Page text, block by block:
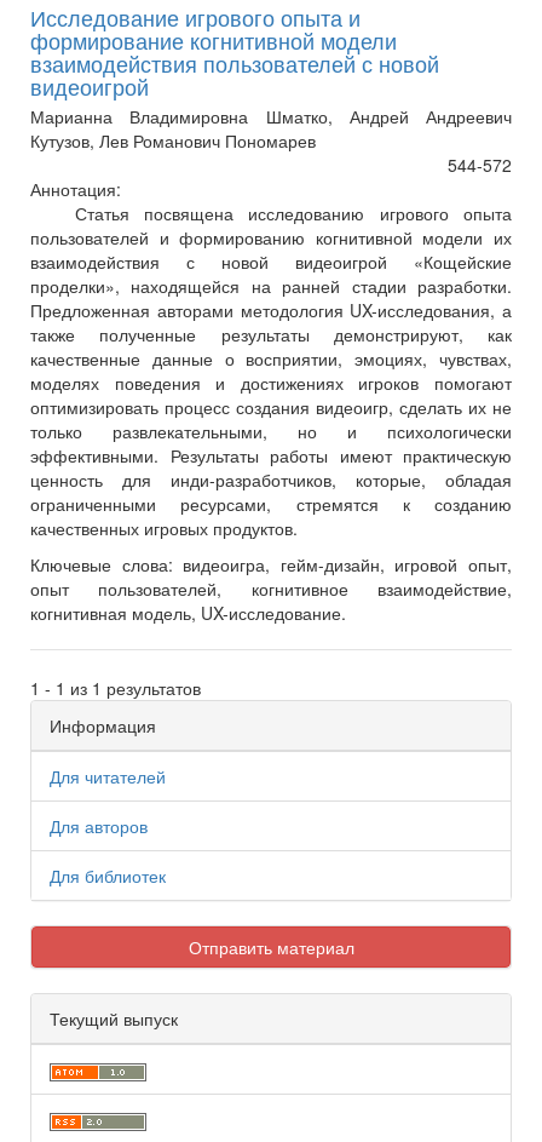
Исследование игрового опыта и
формирование когнитивной модели
взаимодействия пользователей с новой
видеоигрой
Марианна Владимировна Шматко, Андрей Андреевич
Кутузов, Лев Романович Пономарев
544-572
Аннотация:
Статья посвящена исследованию игрового опыта
пользователей и формированию когнитивной модели их
взаимодействия с новой видеоигрой «Кощейские
проделки», находящейся на ранней стадии разработки.
Предложенная авторами методология UX-исследования, а
также полученные результаты демонстрируют, как
качественные данные о восприятии, эмоциях, чувствах,
моделях поведения и достижениях игроков помогают
оптимизировать процесс создания видеоигр, сделать их не
только развлекательными, но и психологически
эффективными. Результаты работы имеют практическую
ценность для инди-разработчиков, которые, обладая
ограниченными ресурсами, стремятся к созданию
качественных игровых продуктов.
Ключевые слова: видеоигра, гейм-дизайн, игровой опыт,
опыт пользователей, когнитивное взаимодействие,
когнитивная модель, UX-исследование.
1 - 1 из 1 результатов
Информация
Для читателей
Для авторов
Для библиотек
Отправить материал
Текущий выпуск